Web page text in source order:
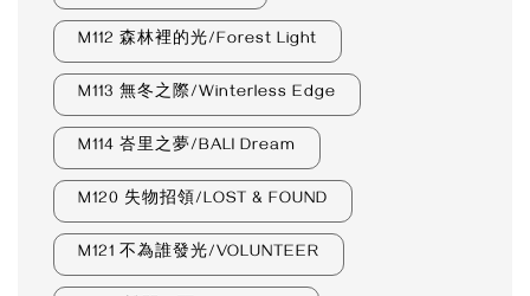
M112 森林裡的光/Forest Light
M113 無冬之際/Winterless Edge
M114 峇里之夢/BALI Dream
M120 失物招領/LOST & FOUND
M121 不為誰發光/VOLUNTEER